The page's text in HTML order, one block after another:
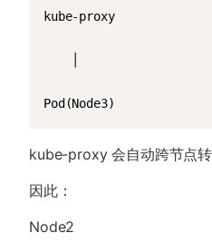
kube-proxy
Pod(Node3)
kube-proxy 会自动跨节点转
因此：
Node2